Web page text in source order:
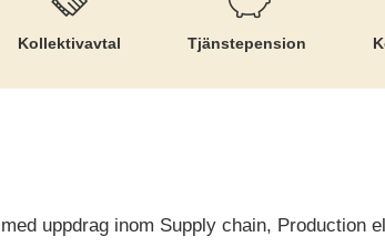
Kollektiv­avtal Tjänste­pension
uppdrag inom Supply chain, Production